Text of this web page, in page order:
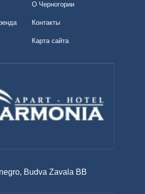
О Черногории
Контакты
Карта сайта
Budva Zavala BB